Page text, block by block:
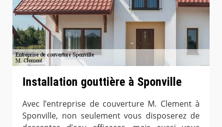
Installation gouttière à Sponville
Avec l’entreprise de couverture M. Clement à
Sponville, non seulement vous disposerez de